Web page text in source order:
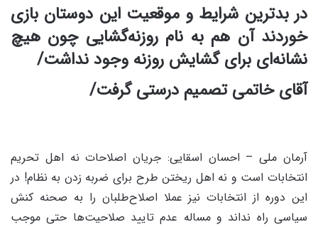
در بدترین شرایط و موقعیت این دوستان بازی
خوردند آن هم به نام روزنه‌گشایی چون هیچ
نشانه‌ای برای گشایش روزنه وجود نداشت/
آقای خاتمی تصمیم درستی گرفت/
آرمان ملی – احسان اسقایی: جریان اصلاحات نه اهل تحریم
انتخابات است و نه اهل ریختن طرح برای ضربه زدن به نظام! در
این دوره از انتخابات نیز عملا اصلاح‌طلبان را به صحنه کنش
سیاسی راه نداند و مساله عدم تایید صلاحیت‌ها حتی موجب